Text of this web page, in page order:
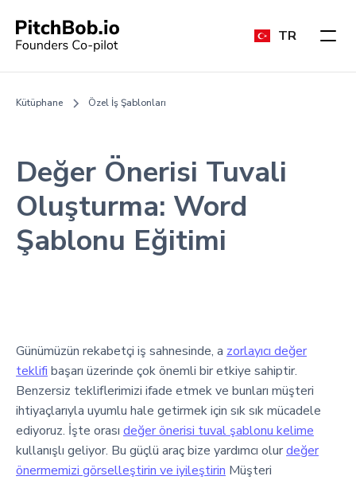
TR
Kütüphane Özel İş Şablonları
Değer Önerisi Tuvali
Oluşturma: Word
Şablonu Eğitimi
Günümüzün rekabetçi iş sahnesinde, a zorlayıcı değer
teklifi başarı üzerinde çok önemli bir etkiye sahiptir.
Benzersiz tekliflerimizi ifade etmek ve bunları müşteri
ihtiyaçlarıyla uyumlu hale getirmek için sık sık mücadele
ediyoruz. İşte orası değer önerisi tuval şablonu kelime
kullanışlı geliyor. Bu güçlü araç bize yardımcı olurdeğer
önermemizi görselleştirin ve iyileştirin Müşteri